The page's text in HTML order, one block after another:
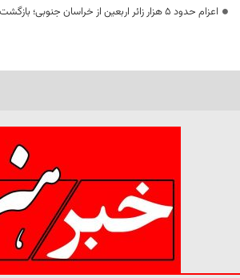
اعزام حدود 5 هزار زائر اربعین از خراسان جنوبی؛ بازگشت‌ها آغاز شد